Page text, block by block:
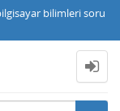
bilimleri soru